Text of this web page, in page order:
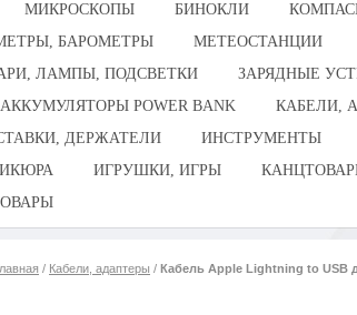
МИКРОСКОПЫ БИНОКЛИ
БАРОМЕТРЫ МЕТЕОСТАНЦИИ
ЛАМПЫ, ПОДСВЕТКИ
ЗАРЯДНЫЕ
POWER BANK
КАБЕЛИ,
ДЕРЖАТЕЛИ ИНСТРУМЕНТЫ
ИГРУШКИ, ИГРЫ
/ Кабели, адаптеры / Кабель Apple Lightning to USB